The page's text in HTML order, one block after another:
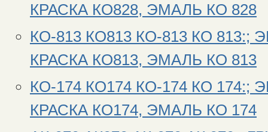
КРАСКА КО828, ЭМАЛЬ КО 828
КО-813 КО813 КО-813 КО
КРАСКА КО813, ЭМАЛЬ КО 813
КО-174 КО174 КО-174 КО
КРАСКА КО174, ЭМАЛЬ КО 174